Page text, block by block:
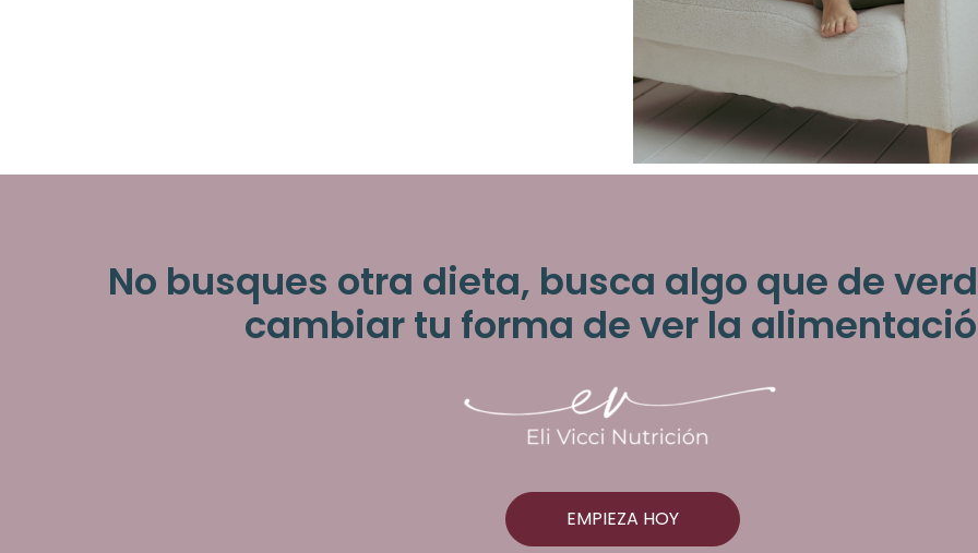
No busques otra dieta, busca algo que de
cambiar tu forma de ver la
EMPIEZA HOY